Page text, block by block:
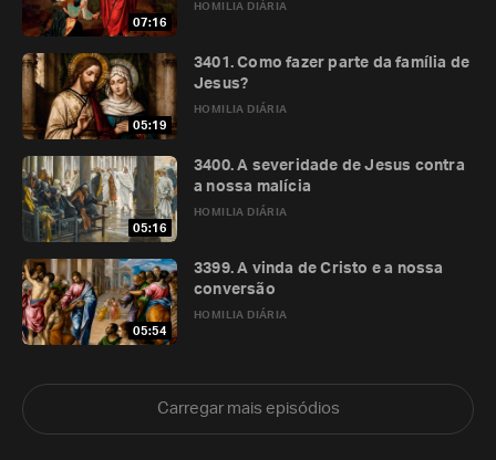
07:16
HOMILIA DIÁRIA
05:19
HOMILIA DIÁRIA
3401. Como fazer parte da família de
Jesus?
05:16
HOMILIA DIÁRIA
3400. A severidade de Jesus contra
a nossa malícia
05:54
HOMILIA DIÁRIA
3399. A vinda de Cristo e a nossa
conversão
Carregar mais episódios